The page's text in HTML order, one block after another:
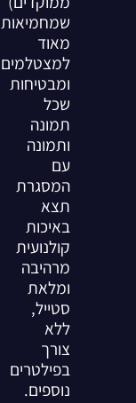
שמחמיאות
מאוד
למצטלמים
ומבטיחות
שכל
תמונה
ותמונה
עם
המסגרת
תצא
באיכות
קולנועית
מרהיבה
ומלאת
סטייל,
ללא
צורך
בפילטרים
נוספים.